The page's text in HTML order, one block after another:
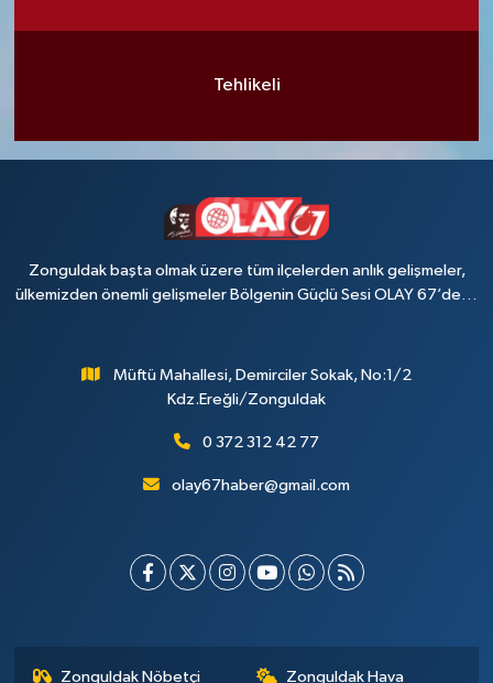
Tehlikeli
Zonguldak başta olmak üzere tüm ilçelerden anlık gelişmeler,
ülkemizden önemli gelişmeler Bölgenin Güçlü Sesi OLAY 67’de…
Müftü Mahallesi, Demirciler Sokak, No:1/2
Kdz.Ereğli/Zonguldak
0 372 312 42 77
olay67haber@gmail.com
Zonguldak Nöbetçi Zonguldak Hava